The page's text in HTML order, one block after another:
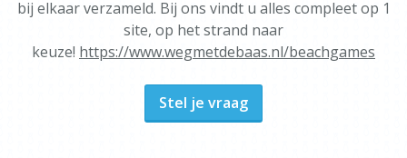
bij elkaar verzameld. Bij ons vindt u alles compleet op 1
site, op het strand naar
keuze! https://www.wegmetdebaas.nl/beachgames
Stel je vraag